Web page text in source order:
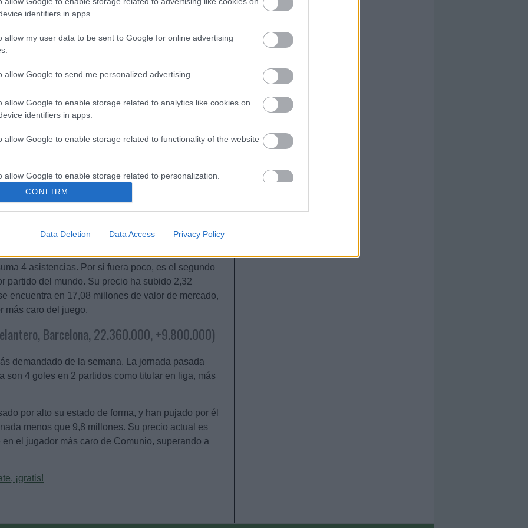
identifiers in apps.
allow my user data to be sent to Google for online advertising
allow Google to send me personalized advertising.
allow Google to enable storage related to analytics like cookies on
identifiers in apps.
allow Google to enable storage related to functionality of the website
allow Google to enable storage related to personalization.
allow Google to enable storage related to security, including
CONFIRM
Data Deletion Data Access Privacy Policy
sus botas. Finalmente, el Barça ha decidido no
jugará lo que resta de temporada.
2 asistencias y sumó 17 puntos. Además, su
es de 10,75 millones, tras aumentar 2,22
¡Gran relación calidad-precio!
febrero en Comunio es uno de los jugadores con
tres consejos de compra para reforzar tu delantera.
17.080.000, +2.320.000)
jugadores que han ganado más valor de
4 asistencias. Por si fuera poco, es el segundo
partido del mundo. Su precio ha subido 2,32
encuentra en 17,08 millones de valor de mercado,
más caro del juego.
Barcelona, 22.360.000, +9.800.000)
demandado de la semana. La jornada pasada
son 4 goles en 2 partidos como titular en liga, más
por alto su estado de forma, y han pujado por él
menos que 9,8 millones. Su precio actual es
el jugador más caro de Comunio, superando a
¡gratis!